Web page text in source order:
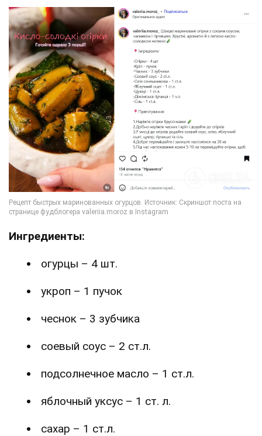
Ингредиенты:
огурцы – 4 шт.
укроп – 1 пучок
чеснок – 3 зубчика
соевый соус – 2 ст.л.
подсолнечное масло – 1 ст.л.
яблочный уксус – 1 ст. л.
сахар – 1 ст.л.